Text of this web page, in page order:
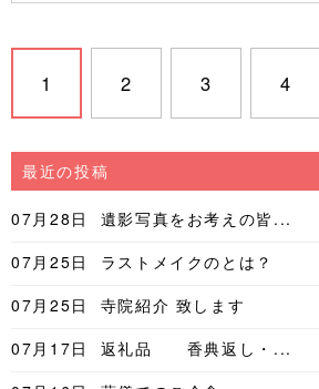
1 2 3 4
最近の投稿
07月28日
遺影写真をお考えの皆...
07月25日
ラストメイクのとは？
07月25日
寺院紹介 致します
07月17日
返礼品 香典返し・...